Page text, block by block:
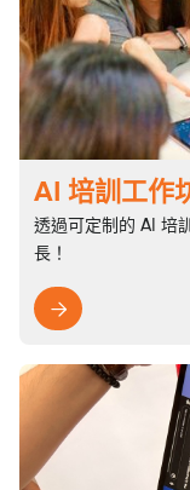
AI 培訓工作
透過可定制的 AI 培
長！
